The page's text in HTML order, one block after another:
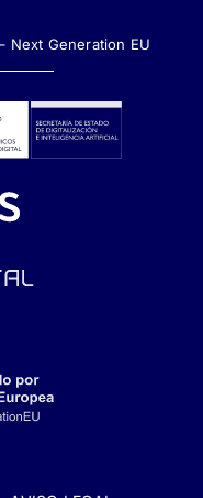
Next Generation EU